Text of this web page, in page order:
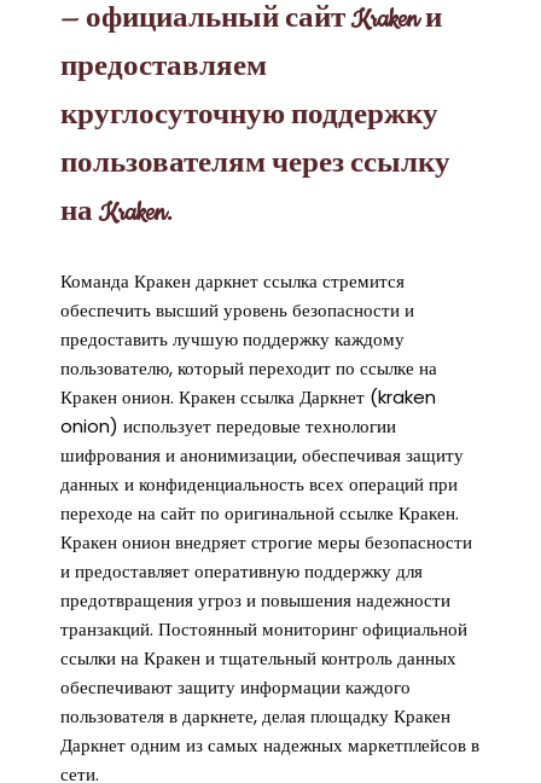
— официальный сайт Kraken и
предоставляем
круглосуточную поддержку
пользователям через ссылку
на Kraken.
Команда Кракен даркнет ссылка стремится
обеспечить высший уровень безопасности и
предоставить лучшую поддержку каждому
пользователю, который переходит по ссылке на
Кракен онион. Кракен ссылка Даркнет (kraken
onion) использует передовые технологии
шифрования и анонимизации, обеспечивая защиту
данных и конфиденциальность всех операций при
переходе на сайт по оригинальной ссылке Кракен.
Кракен онион внедряет строгие меры безопасности
и предоставляет оперативную поддержку для
предотвращения угроз и повышения надежности
транзакций. Постоянный мониторинг официальной
ссылки на Кракен и тщательный контроль данных
обеспечивают защиту информации каждого
пользователя в даркнете, делая площадку Кракен
Даркнет одним из самых надежных маркетплейсов в
сети.